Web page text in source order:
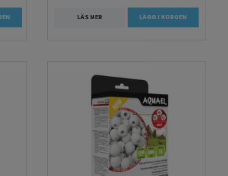
LÄS MER LÄGG I KORGEN